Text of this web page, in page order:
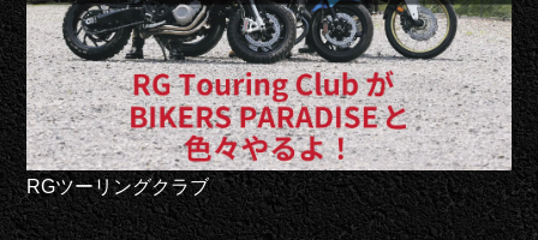
RGツーリングクラブ